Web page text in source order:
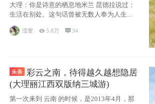
大理：你是诗意的栖息地米兰 昆德拉说过：
生活在别处。这句话曾被无数人奉为人生信
滢萱  5.8万  34
彩云之南，待得越久越想隐居
(大理丽江西双版纳三城游)
第一次来到 云南 的时候，是2013年4月，那